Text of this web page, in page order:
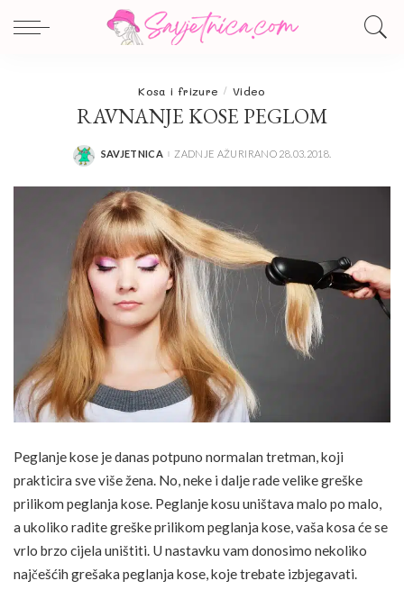
Kosa i frizure Video
RAVNANJE KOSE PEGLOM
POSTED
SAVJETNICA ZADNJE AŽURIRANO 28.03.2018.
Peglanje kose je danas potpuno normalan tretman, koji
prakticira sve više žena. No, neke i dalje rade velike greške
prilikom peglanja kose. Peglanje kosu uništava malo po malo,
a ukoliko radite greške prilikom peglanja kose, vaša kosa će se
vrlo brzo cijela uništiti. U nastavku vam donosimo nekoliko
najčešćih grešaka peglanja kose, koje trebate izbjegavati.